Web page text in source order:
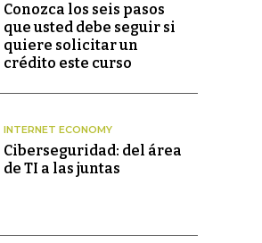
Conozca los seis pasos
que usted debe seguir si
quiere solicitar un
crédito este curso
INTERNET ECONOMY
Ciberseguridad: del área
de TI a las juntas